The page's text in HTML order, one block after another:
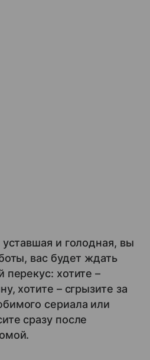
и голодная, вы
вас будет ждать
перекус: хотите –
хотите – сгрызите за
сериала или
сразу после